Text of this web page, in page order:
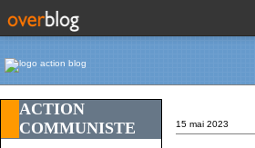
ACTION
COMMUNISTE
15 mai 2023